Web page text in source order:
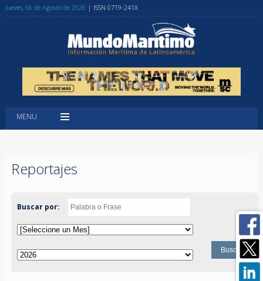
Jueves, 06 de Agosto de 2026 | ISSN 0719-241X
MENU
Reportajes
Buscar por: